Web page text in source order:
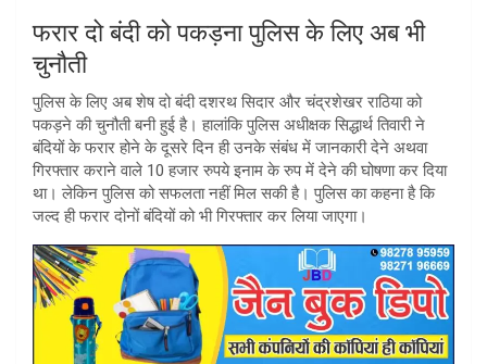
फरार दो बंदी को पकड़ना पुलिस के लिए अब भी
चुनौती
पुलिस के लिए अब शेष दो बंदी दशरथ सिदार और चंद्रशेखर राठिया को
पकड़ने की चुनौती बनी हुई है। हालांकि पुलिस अधीक्षक सिद्धार्थ तिवारी ने
बंदियों के फरार होने के दूसरे दिन ही उनके संबंध में जानकारी देने अथवा
गिरफ्तार कराने वाले 10 हजार रुपये इनाम के रुप में देने की घोषणा कर दिया
था। लेकिन पुलिस को सफलता नहीं मिल सकी है। पुलिस का कहना है कि
जल्द ही फरार दोनों बंदियों को भी गिरफ्तार कर लिया जाएगा।